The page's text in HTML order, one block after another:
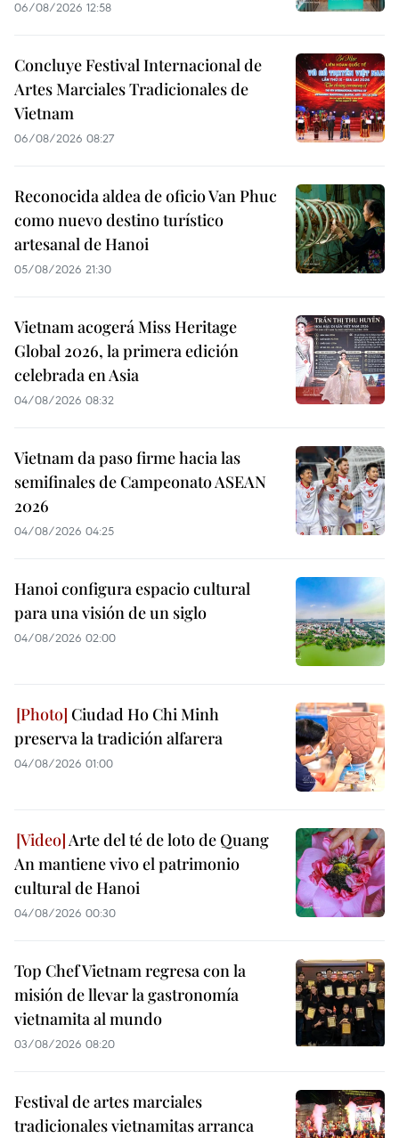
06/08/2026 12:58
Concluye Festival Internacional de
Artes Marciales Tradicionales de
Vietnam
06/08/2026 08:27
Reconocida aldea de oficio Van Phuc
como nuevo destino turístico
artesanal de Hanoi
05/08/2026 21:30
Vietnam acogerá Miss Heritage
Global 2026, la primera edición
celebrada en Asia
04/08/2026 08:32
Vietnam da paso firme hacia las
semifinales de Campeonato ASEAN
2026
04/08/2026 04:25
Hanoi configura espacio cultural
para una visión de un siglo
04/08/2026 02:00
Ciudad Ho Chi Minh
preserva la tradición alfarera
04/08/2026 01:00
Arte del té de loto de Quang
An mantiene vivo el patrimonio
cultural de Hanoi
04/08/2026 00:30
Top Chef Vietnam regresa con la
misión de llevar la gastronomía
vietnamita al mundo
03/08/2026 08:20
Festival de artes marciales
tradicionales vietnamitas arranca